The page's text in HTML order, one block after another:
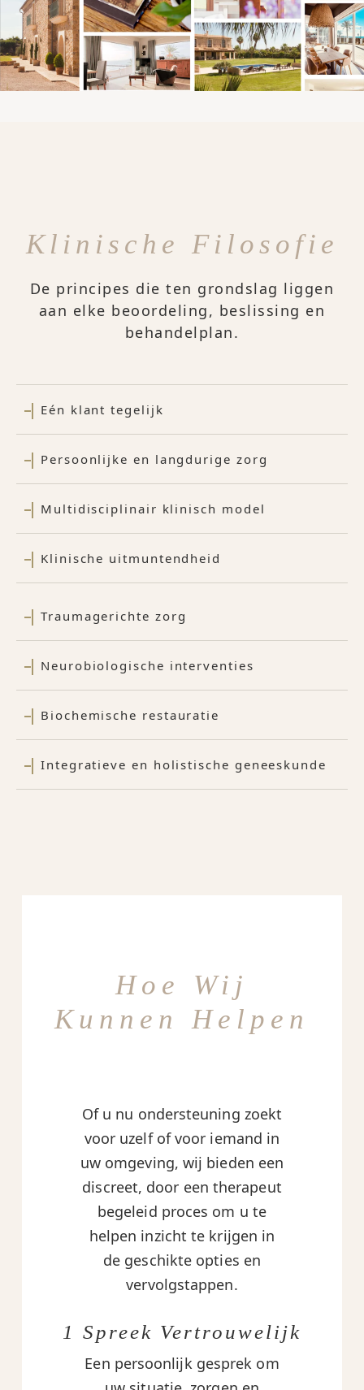
Klinische Filosofie
De principes die ten grondslag liggen
aan elke beoordeling, beslissing en
behandelplan.
Eén klant tegelijk
Persoonlijke en langdurige zorg
Multidisciplinair klinisch model
Klinische uitmuntendheid
Traumagerichte zorg
Neurobiologische interventies
Biochemische restauratie
Integratieve en holistische geneeskunde
Hoe Wij
Kunnen Helpen
Of u nu ondersteuning zoekt
voor uzelf of voor iemand in
uw omgeving, wij bieden een
discreet, door een therapeut
begeleid proces om u te
helpen inzicht te krijgen in
de geschikte opties en
vervolgstappen.
1 Spreek Vertrouwelijk
Een persoonlijk gesprek om